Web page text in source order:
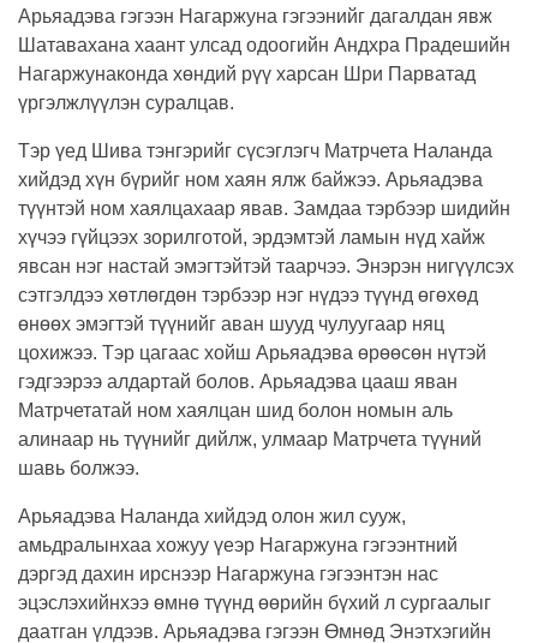
Арьяадэва гэгээн Нагаржуна гэгээнийг дагалдан явж
Шатавахана хаант улсад одоогийн Андхра Прадешийн
Нагаржунаконда хөндий рүү харсан Шри Парватад
үргэлжлүүлэн суралцав.
Тэр үед Шива тэнгэрийг сүсэглэгч Матрчета Наланда
хийдэд хүн бүрийг ном хаян ялж байжээ. Арьяадэва
түүнтэй ном хаялцахаар явав. Замдаа тэрбээр шидийн
хүчээ гүйцээх зорилготой, эрдэмтэй ламын нүд хайж
явсан нэг настай эмэгтэйтэй таарчээ. Энэрэн нигүүлсэх
сэтгэлдээ хөтлөгдөн тэрбээр нэг нүдээ түүнд өгөхөд
өнөөх эмэгтэй түүнийг аван шууд чулуугаар няц
цохижээ. Тэр цагаас хойш Арьяадэва өрөөсөн нүтэй
гэдгээрээ алдартай болов. Арьяадэва цааш яван
Матрчетатай ном хаялцан шид болон номын аль
алинаар нь түүнийг дийлж, улмаар Матрчета түүний
шавь болжээ.
Арьяадэва Наланда хийдэд олон жил сууж,
амьдралынхаа хожуу үеэр Нагаржуна гэгээнтний
дэргэд дахин ирснээр Нагаржуна гэгээнтэн нас
эцэслэхийнхээ өмнө түүнд өөрийн бүхий л сургаалыг
даатган үлдээв. Арьяадэва гэгээн Өмнөд Энэтхэгийн